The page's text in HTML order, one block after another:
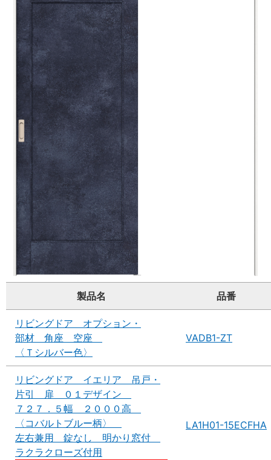
製品名 品番
リビングドア オプション・
部材 角座 空座
〈Ｔシルバー色〉
VADB1-ZT
リビングドア イエリア 吊戸・
片引 扉 ０１デザイン
７２７．５幅 ２０００高
〈コバルトブルー柄〉
左右兼用 錠なし 明かり窓付
ラクラクローズ付用
LA1H01-15ECFHA